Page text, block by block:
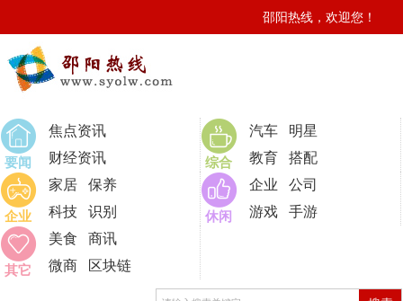
邵阳热线，欢迎您！
要闻
焦点资讯
财经资讯
综合
汽车
明星
教育
搭配
企业
家居
保养
科技
识别 休闲
企业
公司
游戏
手游
其它
美食
商讯
微商
区块链